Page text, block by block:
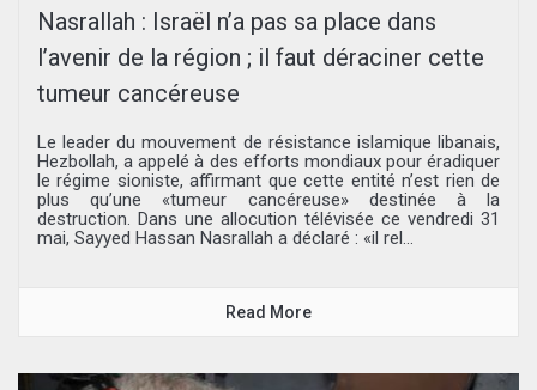
Nasrallah : Israël n’a pas sa place dans
l’avenir de la région ; il faut déraciner cette
tumeur cancéreuse
Le leader du mouvement de résistance islamique libanais,
Hezbollah, a appelé à des efforts mondiaux pour éradiquer
le régime sioniste, affirmant que cette entité n’est rien de
plus qu’une «tumeur cancéreuse» destinée à la
destruction. Dans une allocution télévisée ce vendredi 31
mai, Sayyed Hassan Nasrallah a déclaré : «il rel...
Read More